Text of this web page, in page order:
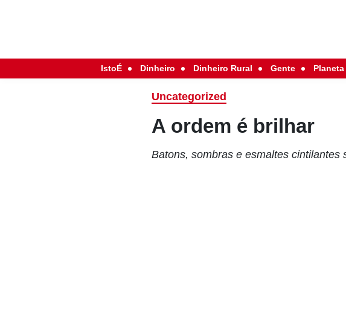
IstoÉ Dinheiro Dinheiro Rural Gente Planeta
Uncategorized
A ordem é brilhar
Batons, sombras e esmaltes